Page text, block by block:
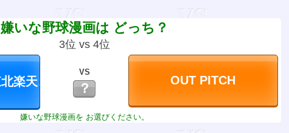
嫌いな野球漫画は どっち？
3位 vs 4位
VS
？
嫌いな野球漫画を お選びください。